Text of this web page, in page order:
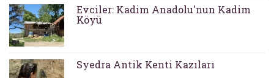
Evciler: Kadim Anadolu'nun Kadim
Köyü
Syedra Antik Kenti Kazıları